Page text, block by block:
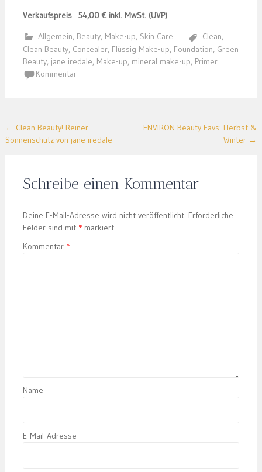
Verkaufspreis 54,00 € inkl. MwSt. (UVP)
Allgemein, Beauty, Make-up, Skin Care Clean,
Clean Beauty, Concealer, Flüssig Make-up, Foundation, Green
Beauty, jane iredale, Make-up, mineral make-up, Primer
Kommentar
Post
← Clean Beauty! Reiner
Sonnenschutz von jane iredale
ENVIRON Beauty Favs: Herbst &
Winter →
Schreibe einen Kommentar
Deine E-Mail-Adresse wird nicht veröffentlicht. Erforderliche
Felder sind mit *markiert
Kommentar *
Name
E-Mail-Adresse